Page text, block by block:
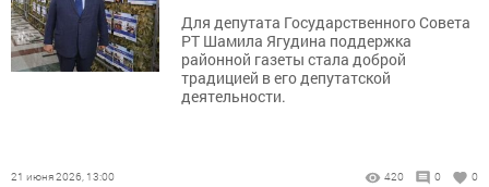
Для депутата Государственного Совета
РТ Шамила Ягудина поддержка
районной газеты стала доброй
традицией в его депутатской
деятельности.
21 июня 2026, 13:00 420 0 0